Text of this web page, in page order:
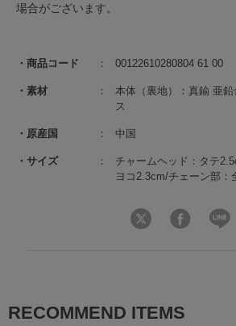
商品コード 00122610280804 61 00
素材
本体（裏地）：真鍮 亜
ス
原産国 中国
サイズ
チャームヘッド：タテ
ヨコ2.3cm/チェーン部：
場合がございます。
RECOMMEND ITEMS